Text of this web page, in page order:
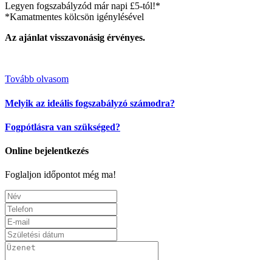
Legyen fogszabályzód már napi £5-tól!*
*Kamatmentes kölcsön igénylésével
Az ajánlat visszavonásig érvényes.
Tovább olvasom
Melyik az ideális fogszabályzó számodra?
Fogpótlásra van szükséged?
Online bejelentkezés
Foglaljon időpontot még ma!